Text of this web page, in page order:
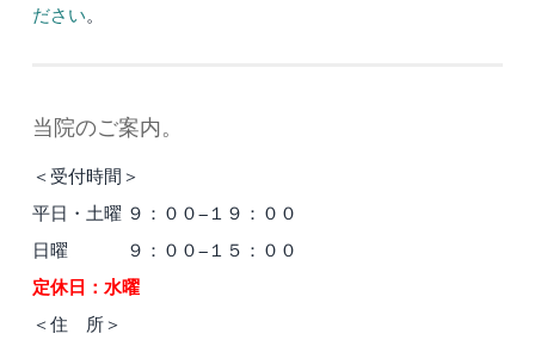
ださい。
当院のご案内。
＜受付時間＞
平日・土曜 ９：００−１９：００
日曜 ９：００−１５：００
定休日：水曜
＜住 所＞